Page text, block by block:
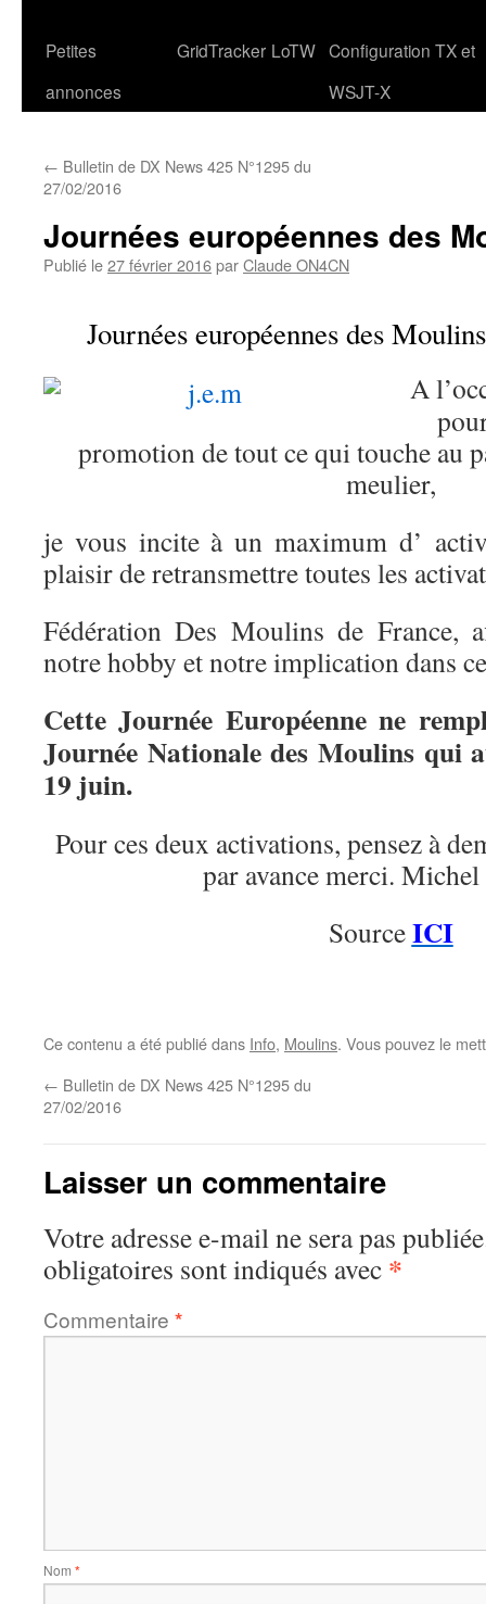
Petites
annonces
GridTracker LoTW Configuration TX et
WSJT-X
← Bulletin de DX News 425 N°1295 du
27/02/2016
Journées européennes des
Publié le27 février 2016parClaude ON4CN
Journées européennes des
A
promotion de tout ce qui touche au
meulier,
je vous incite à un maximum d’
plaisir de retransmettre toutes les
Fédération Des Moulins de France,
notre hobby et notre implication dans
Cette Journée Européenne ne
Journée Nationale des Moulins qui
19 juin.
Pour ces deux activations, pensez à
par avance merci.
SourceICI
Ce contenu a été publié dans Info, Moulins. Vous pouvez le
← Bulletin de DX News 425 N°1295 du
27/02/2016
Laisser un commentaire
Votre adresse e-mail ne sera pas
obligatoires sont indiqués avec *
Commentaire *
Nom *